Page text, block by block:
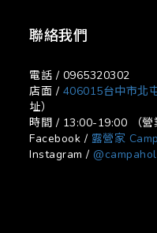
聯絡我們
電話 / 0965320302
店面 / 406015台中市北
址）
時間 / 13:00-19:00 （營
Facebook / 露營家
Instagram /